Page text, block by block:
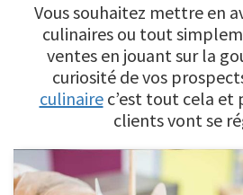
Vous souhaitez mettre en
culinaires ou tout
ventes en jouant sur la
curiosité de vos prospects
culinairec’est tout cela et
clients vont se